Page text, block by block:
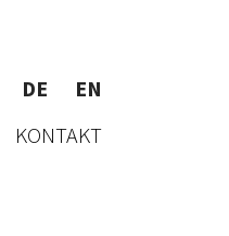
DE
EN
KONTAKT